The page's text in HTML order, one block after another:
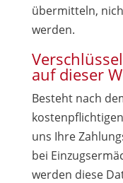
übermitteln,
werden.
auf dieser
Besteht nach
uns Ihre
bei
werden diese